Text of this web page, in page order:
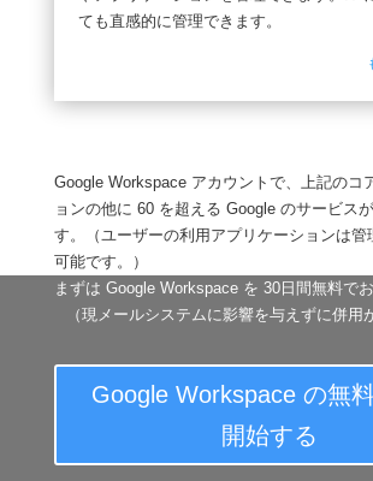
ても直感的に管理できます。
Google Workspace アカウントで、上記のコ
ョンの他に 60 を超える Google のサービス
す。（ユーザーの利用アプリケーションは管
可能です。）
まずは Google Workspace を 30日間無料で
（現メールシステムに影響を与えずに併用
Google Workspace の無
開始する